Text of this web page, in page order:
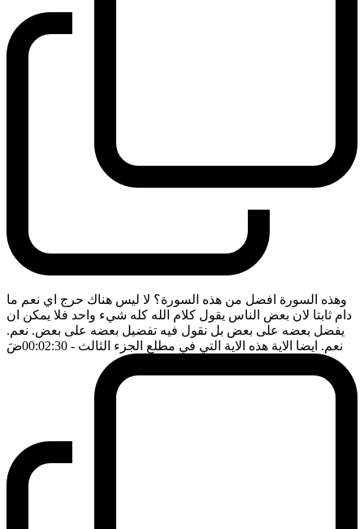
وهذه السورة افضل من هذه السورة؟ لا ليس هناك حرج اي نعم ما
دام ثابتا لان بعض الناس يقول كلام الله كله شيء واحد فلا يمكن ان
يفضل بعضه على بعض بل نقول فيه تفضيل بعضه على بعض. نعم.
نعم. ايضا الاية هذه الاية التي في مطلع الجزء الثالث - 00:02:30 ضَ